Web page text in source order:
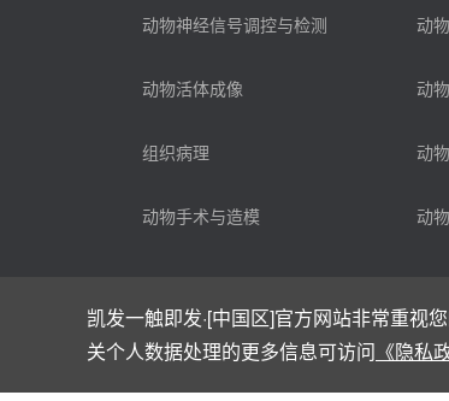
凯发一触即发·[中国区]官方网站非常重视
关个人数据处理的更多信息可访问 《隐私
动物神经信号调控与检测
动物活体成像
组织病理
动物手术与造模
动
动
动
动
Copyright © 2002-2025 凯发一触即